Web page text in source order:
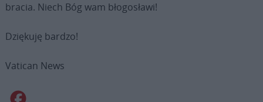
bracia. Niech Bóg wam błogosławi!
Dziękuję bardzo!
Vatican News